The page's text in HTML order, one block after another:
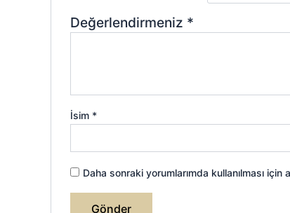
Değerlendirmeniz *
İsim *
Daha sonraki yorumlarımda kullanılması